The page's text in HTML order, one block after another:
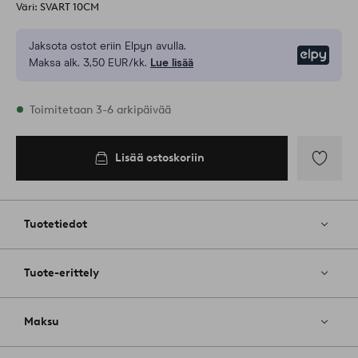
Väri: SVART 10CM
Jaksota ostot eriin Elpyn avulla.
Maksa alk. 3,50 EUR/kk. Lue lisää
Varastossa
Toimitetaan 3-6 arkipäivää
Lisää ostoskoriin
Tuotetiedot
Tuote-erittely
Maksu